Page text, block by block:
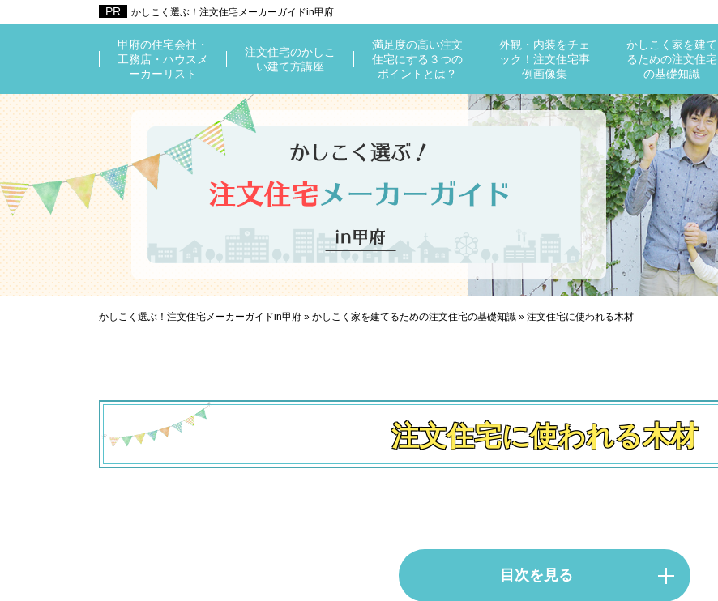
かしこく選ぶ！注文住宅メーカーガイドin甲府
甲府の住宅会社・
工務店・ハウスメ
ーカーリスト
注文住宅のかしこ
い建て方講座
満足度の高い注文
住宅にする３つの
ポイントとは？
外観・内装をチェ
ック！注文住宅事
例画像集
かしこく家を建て
るための注文住宅
の基礎知識
かしこく選ぶ！注文住宅メーカーガイドin甲府 » かしこく家を建てるための注文住宅の基礎知識 » 注文住宅に使われる木材
注文住宅に使われる木材
目次を見る